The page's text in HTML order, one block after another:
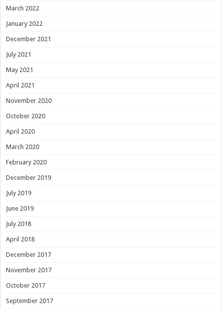
March 2022
January 2022
December 2021
July 2021
May 2021
April 2021
November 2020
October 2020
April 2020
March 2020
February 2020
December 2019
July 2019
June 2019
July 2018
April 2018
December 2017
November 2017
October 2017
September 2017